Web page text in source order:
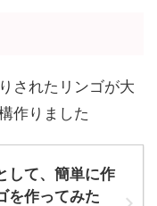
されたリンゴが大
作りました
して、簡単に作
を作ってみた